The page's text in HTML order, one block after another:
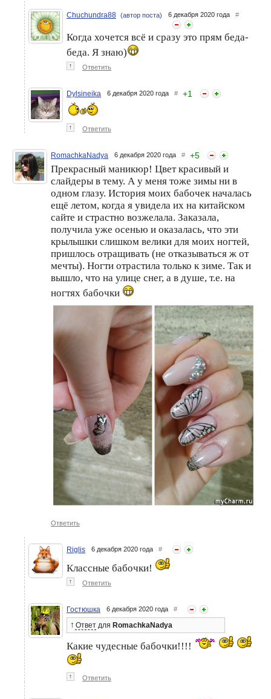
Chuchundra88 (автор поста) 6 декабря 2020 года #
Когда хочется всё и сразу это прям беда-
беда. Я знаю)
↑ Ответить
Dylsineika 6 декабря 2020 года # +1
↑ Ответить
RomachkaNadya 6 декабря 2020 года # +5
Прекрасный маникюр! Цвет красивый и
слайдеры в тему. А у меня тоже зимы ни в
одном глазу. История моих бабочек началась
ещё летом, когда я увидела их на китайском
сайте и страстно возжелала. Заказала,
получила уже осенью и оказалась, что эти
крылышки слишком велики для моих ногтей,
пришлось отращивать (не отказываться ж от
мечты). Ногти отрастила только к зиме. Так и
вышло, что на улице снег, а в душе, т.е. на
ногтях бабочки
Ответить
Riglis 6 декабря 2020 года #
Классные бабочки!
↑ Ответить
Гостюшка 6 декабря 2020 года #
↑ Ответ для RomachkaNadya
Какие чудесные бабочки!!!!
↑ Ответить